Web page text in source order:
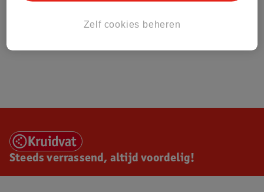
Steeds verrassend, altijd voordelig!
Zelf cookies beheren